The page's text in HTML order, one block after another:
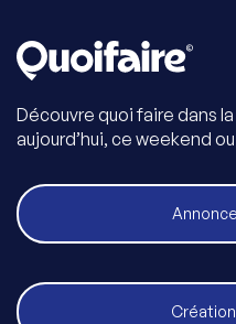
Découvre quoi faire dans
aujourd’hui, ce weekend